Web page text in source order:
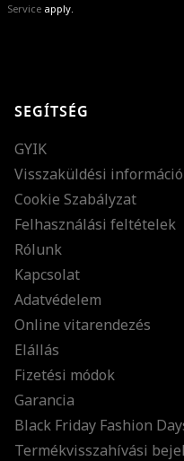
Service apply.
különleges
SEGÍTSÉG
GYIK
Visszaküldési információ
Cookie Szabályzat
Felhasználási feltételek
Rólunk
Kapcsolat
Adatvédelem
Online vitarendezés
Elállás
Fizetési módok
Garancia
Black Friday Fashion
Termékvisszahívási